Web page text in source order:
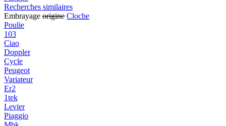
Recherches similaires
Embrayage origine Cloche
Poulie
103
Ciao
Doppler
Cycle
Peugeot
Variateur
Er2
1tek
Levier
Piaggio